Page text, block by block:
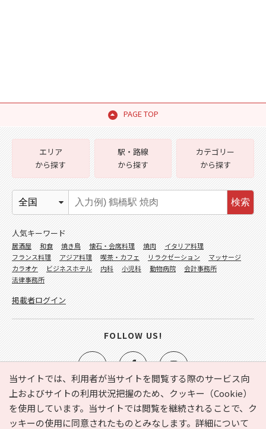
PAGE TOP
当サイトでは、利用者が当サイトを閲覧する際のサービス向
上およびサイトの利用状況把握のため、クッキー（Cookie）
を使用しています。当サイトでは閲覧を継続されることで、ク
ッキーの使用に同意されたものとみなします。詳細について
e-NAVITA（イーナビタ）とは？ お気に入り
ヘルプ
エリア
から探す
駅・路線
から探す
カテゴリー
から探す
検索
人気キーワード
居酒屋 和食 焼き鳥 懐石・会席料理 焼肉
イタリア料理
フランス料理
アジア料理 喫茶・カフェ リラクゼーション
マッサージ
カラオケ
ビジネスホテル 内科 小児科 動物病院
会計事務所
法律事務所
掲載者ログイン
FOLLOW US!